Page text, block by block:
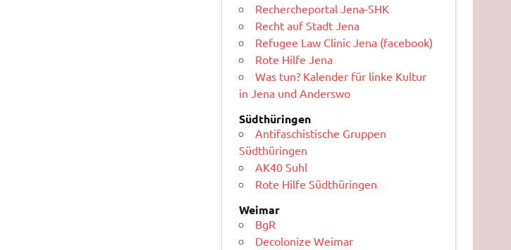
Rechercheportal Jena-SHK
Recht auf Stadt Jena
Refugee Law Clinic Jena (facebook)
Rote Hilfe Jena
Was tun? Kalender für linke Kultur
in Jena und Anderswo
Südthüringen
Antifaschistische Gruppen
Südthüringen
AK40 Suhl
Rote Hilfe Südthüringen
Weimar
BgR
Decolonize Weimar